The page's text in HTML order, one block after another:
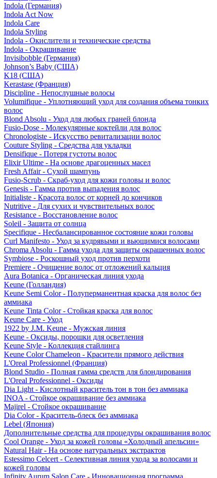
Indola (Германия)
Indola Act Now
Indola Care
Indola Styling
Indola - Окислители и технические средства
Indola - Окрашивание
Invisibobble (Германия)
Johnson’s Baby (США)
K18 (США)
Kerastase (Франция)
Discipline - Непослушные волосы
Volumifique - Уплотняющий уход для создания объема тонких
волос
Blond Absolu - Уход для любых граней блонда
Fusio-Dose - Молекулярные коктейли для волос
Chronologiste - Искусство ревитализации волос
Couture Styling - Средства для укладки
Densifique - Потеря густоты волос
Elixir Ultime - На основе драгоценных масел
Fresh Affair - Сухой шампунь
Fusio-Scrub - Скраб-уход для кожи головы и волос
Genesis - Гамма против выпадения волос
Initialiste - Красота волос от корней до кончиков
Nutritive - Для сухих и чувствительных волос
Resistance - Восстановление волос
Soleil - Защита от солнца
Specifique - Несбалансированное состояние кожи головы
Curl Manifesto - Уход за кудрявыми и вьющимися волосами
Chroma Absolu - Гамма ухода для защиты окрашенных волос
Symbiose - Роскошный уход против перхоти
Premiere - Очищение волос от отложений кальция
Aura Botanica - Органическая линия ухода
Keune (Голландия)
Keune Semi Color - Полуперманентная краска для волос без
аммиака
Keune Tinta Color - Стойкая краска для волос
Keune Care - Уход
1922 by J.M. Keune - Мужская линия
Keune - Оксиды, порошки для осветления
Keune Style - Коллекция стайлинга
Keune Color Chameleon - Красители прямого действия
L'Oreal Professionnel (Франция)
Blond Studio - Полная гамма средств для блондирования
L'Oreal Professionnel - Оксиды
Dia Light - Кислотный краситель тон в тон без аммиака
INOA - Стойкое окрашивание без аммиака
Majirel - Стойкое окрашивание
Dia Color - Краситель-блеск без аммиака
Lebel (Япония)
Дополнительные средства для процедуры окрашивания волос
Cool Orange - Уход за кожей головы «Холодный апельсин»
Natural Hair - На основе натуральных экстрактов
Estessimo Celcert - Селективная линия ухода за волосами и
кожей головы
Infinity Aurum Salon Care - Инновационная программа